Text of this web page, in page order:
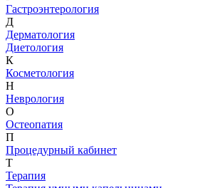
Гастроэнтерология
Д
Дерматология
Диетология
К
Косметология
Н
Неврология
О
Остеопатия
П
Процедурный кабинет
Т
Терапия